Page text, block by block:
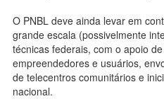
O PNBL deve ainda levar em
grande escala (possivelmente
técnicas federais, com o apoio
empreendedores e usuários,
de telecentros comunitários e
nacional.